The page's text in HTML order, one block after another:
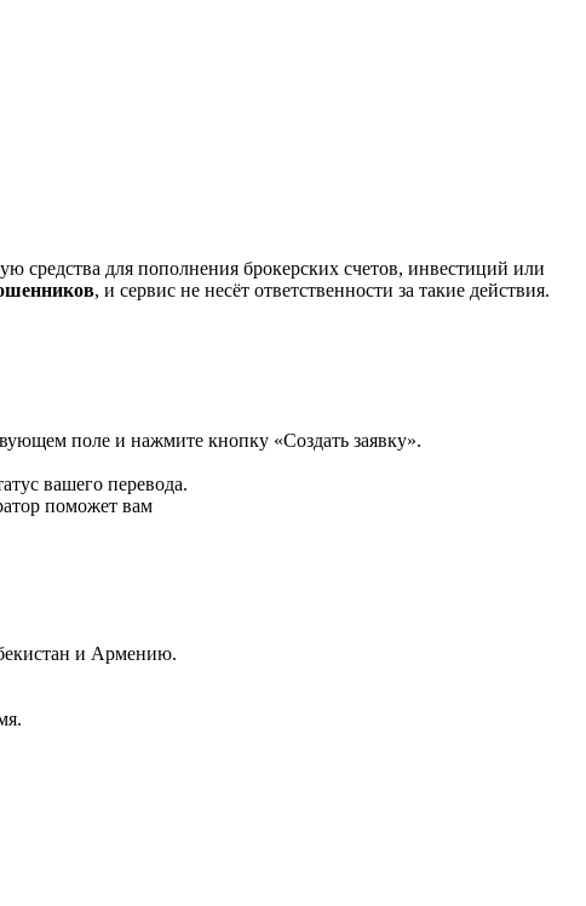
средства для пополнения брокерских счетов, инвестиций или
, и сервис не несёт ответственности за такие действия.
поле и нажмите кнопку «Создать заявку».
вашего перевода.
поможет вам
и Армению.